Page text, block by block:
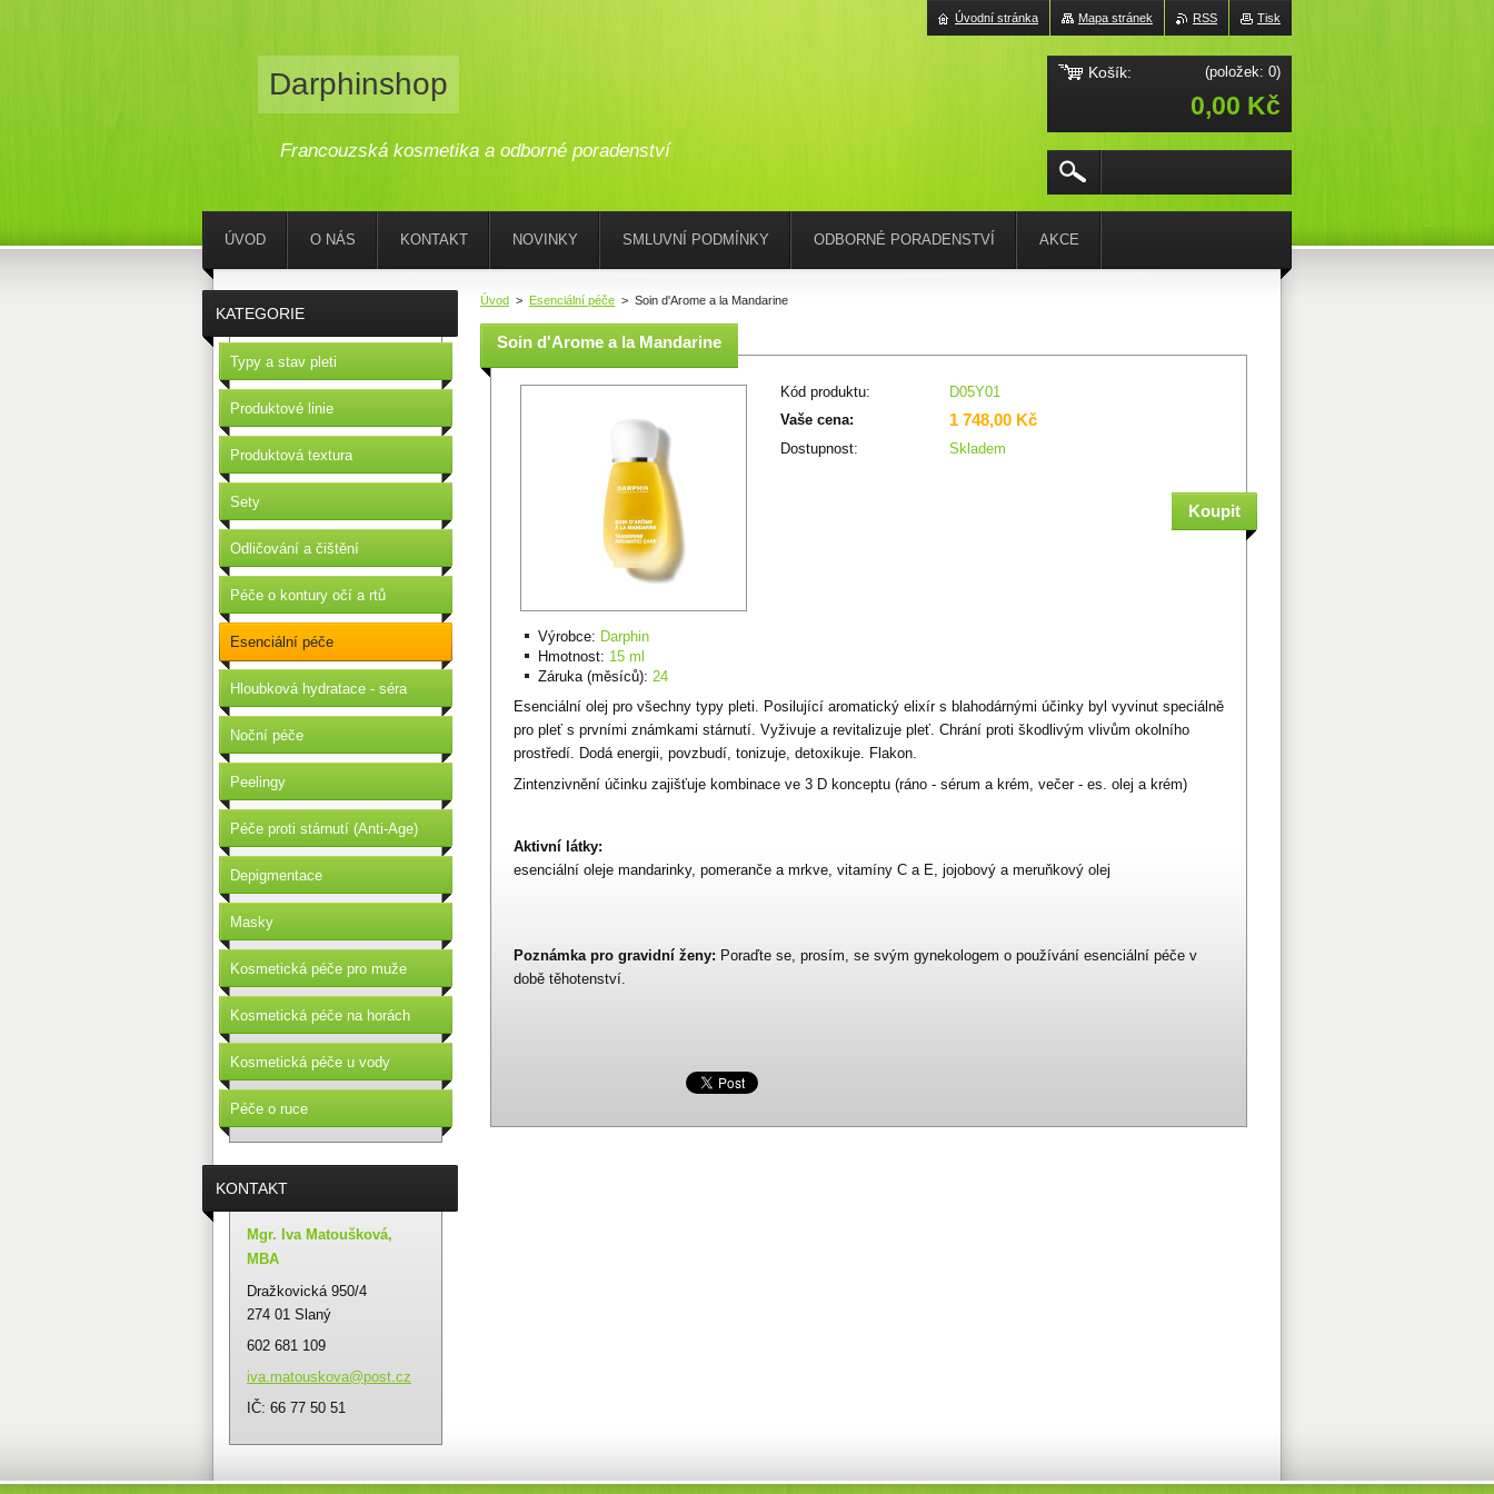
Darphinshop
Francouzská kosmetika a odborné poradenství
Úvod > Esenciální péče > Soin d'Arome a la Mandarine
Soin d'Arome a la Mandarine
Kód produktu:
D05Y01
Vaše cena:
1 748,00 Kč
Dostupnost: Skladem
Výrobce: Darphin
Hmotnost: 15 ml
Záruka (měsíců): 24
Esenciální olej pro všechny typy pleti. Posilující aromatický elixír s blahodárnými účinky byl vyvinut speciálně
pro pleť s prvními známkami stárnutí. Vyživuje a revitalizuje pleť. Chrání proti škodlivým vlivům okolního
prostředí. Dodá energii, povzbudí, tonizuje, detoxikuje. Flakon.
Zintenzivnění účinku zajišťuje kombinace ve 3 D konceptu (ráno - sérum a krém, večer - es. olej a krém)
Aktivní látky:
esenciální oleje mandarinky, pomeranče a mrkve, vitamíny C a E, jojobový a meruňkový olej
Poznámka pro gravidní ženy: Poraďte se, prosím, se svým gynekologem o používání esenciální péče v
době těhotenství.
KATEGORIE
Typy a stav pleti
Produktové linie
Produktová textura
Sety
Odličování a čištění
Péče o kontury očí a rtů
Esenciální péče
Hloubková hydratace - séra
Noční péče
Peelingy
Péče proti stárnutí (Anti-Age)
Depigmentace
Masky
Kosmetická péče pro muže
Kosmetická péče na horách
Kosmetická péče u vody
Péče o ruce
KONTAKT
Mgr. Iva Matoušková,
MBA
Dražkovická 950/4
274 01 Slaný
602 681 109
iva.matouskova@post.cz
IČ: 66 77 50 51
ÚVOD O NÁS KONTAKT NOVINKY SMLUVNÍ PODMÍNKY ODBORNÉ PORADENSTVÍ AKCE
Tisk
RSS
Mapa stránek
Úvodní stránka
Košík: (položek: 0)
0,00 Kč